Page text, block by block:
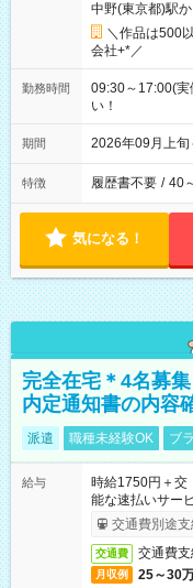
中野(東京都)駅
＼作品は500
会社+*／
勤務時間
09:30～17:00(
い！
期間 2026年09月上
特徴 履歴書不要 / 40
気になる！
完全在宅＊4名募
内定通知書の内容
派遣 職種未経験OK ブ
給与
時給1750円＋
能な速払いサー
交通費別途支
交通費 交通費支
月収例 25～30